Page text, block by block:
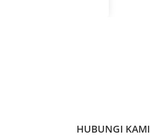
HUBUNGI KAMI